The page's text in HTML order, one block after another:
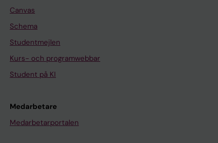
Canvas
Schema
Studentmejlen
Kurs- och programwebbar
Student på KI
Medarbetare
Medarbetarportalen